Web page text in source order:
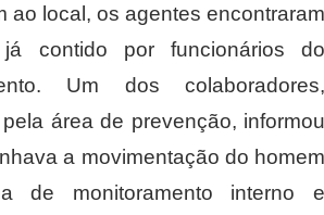
ao local, os agentes encontraram
contido por funcionários do
Um dos colaboradores,
área de prevenção, informou
a movimentação do homem
de monitoramento interno e